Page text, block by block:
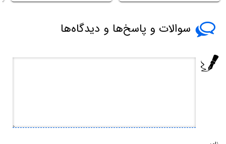
سوالات و پاسخ‌ها و دیدگاه‌ها